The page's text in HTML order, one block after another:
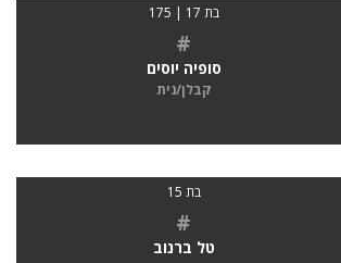
בת 17 | 175
#
סופיה יוסים
קבלן/נית
בת 15
#
טל ברנוב